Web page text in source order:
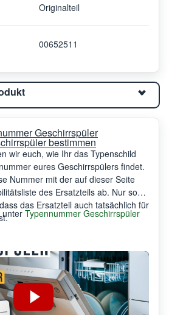
Originalteil
00652511
Geschirrspüler
bestimmen
wir euch, wie Ihr das Typenschild
eures Geschirrspülers findet.
Nummer mit der auf dieser Seite
des Ersatzteils ab. Nur so
das Ersatzteil auch tatsächlich für
unter Typennummer Geschirrspüler